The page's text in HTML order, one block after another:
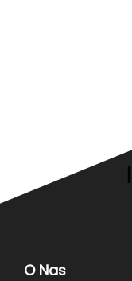
O Nas